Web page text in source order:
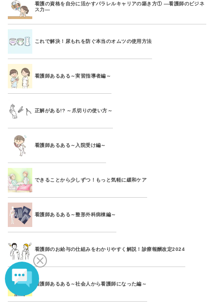
看護の資格を自分に活かすパラレルキャリアの築き方① ―看護師のビジネ
ス力―
これで解決！尿もれを防ぐ本当のオムツの使用方法
看護師あるある～実習指導者編～
正解がある!? ～爪切りの使い方～
看護師あるある～入院受け編～
できることから少しずつ！もっと気軽に緩和ケア
看護師あるある～整形外科病棟編～
看護師のお給与の仕組みをわかりやすく解説！診療報酬改定2024
看護師あるある～社会人から看護師になった編～